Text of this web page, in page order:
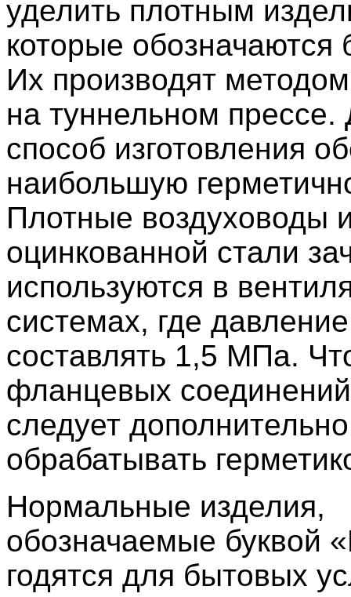
уделить плотным
которые обозначаются
Их производят
на туннельном
способ изготовления
наибольшую
Плотные воздуховоды
оцинкованной стали
используются в
системах, где
составлять 1,5 МПа.
фланцевых
следует дополнительно
обрабатывать
Нормальные изделия,
обозначаемые буквой
годятся для бытовых